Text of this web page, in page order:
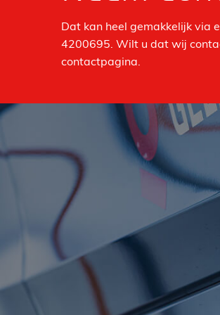
Dat kan heel gemakkelijk via
4200695. Wilt u dat wij
contactpagina.